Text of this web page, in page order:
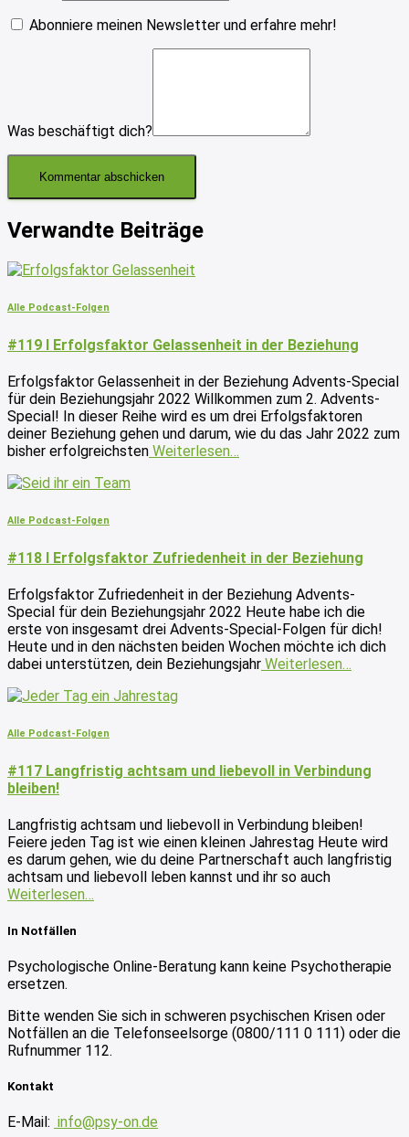
Abonniere meinen Newsletter und erfahre mehr!
Was beschäftigt dich?
Verwandte Beiträge
Alle Podcast-Folgen
#119 I Erfolgsfaktor Gelassenheit in der Beziehung
Erfolgsfaktor Gelassenheit in der Beziehung Advents-Special
für dein Beziehungsjahr 2022 Willkommen zum 2. Advents-
Special! In dieser Reihe wird es um drei Erfolgsfaktoren
deiner Beziehung gehen und darum, wie du das Jahr 2022 zum
bisher erfolgreichsten Weiterlesen…
Alle Podcast-Folgen
#118 I Erfolgsfaktor Zufriedenheit in der Beziehung
Erfolgsfaktor Zufriedenheit in der Beziehung Advents-
Special für dein Beziehungsjahr 2022 Heute habe ich die
erste von insgesamt drei Advents-Special-Folgen für dich!
Heute und in den nächsten beiden Wochen möchte ich dich
dabei unterstützen, dein Beziehungsjahr Weiterlesen…
Alle Podcast-Folgen
#117 Langfristig achtsam und liebevoll in Verbindung
bleiben!
Langfristig achtsam und liebevoll in Verbindung bleiben!
Feiere jeden Tag ist wie einen kleinen Jahrestag Heute wird
es darum gehen, wie du deine Partnerschaft auch langfristig
achtsam und liebevoll leben kannst und ihr so auch
Weiterlesen…
In Notfällen
Psychologische Online-Beratung kann keine Psychotherapie
ersetzen.
Bitte wenden Sie sich in schweren psychischen Krisen oder
Notfällen an die Telefonseelsorge (0800/111 0 111) oder die
Rufnummer 112.
Kontakt
E-Mail: info@psy-on.de